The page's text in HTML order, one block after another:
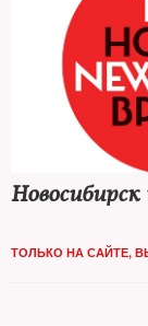
ТОЛЬКО НА САЙТЕ,